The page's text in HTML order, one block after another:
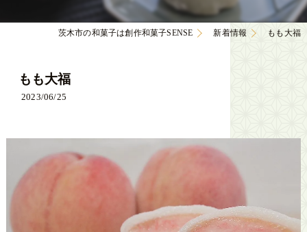
茨木市の和菓子は創作和菓子SENSE 新着情報 もも大福
もも大福
2023/06/25